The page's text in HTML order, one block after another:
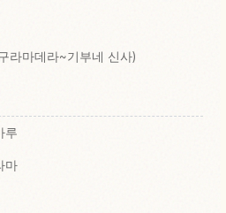
라마데라~기부네 신사)
루
마